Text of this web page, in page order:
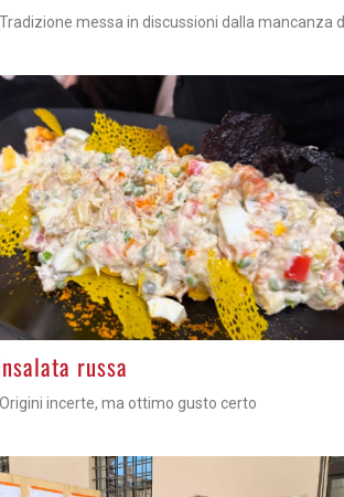
Tradizione messa in discussioni dalla mancanza
russa
Origini incerte, ma ottimo gusto certo